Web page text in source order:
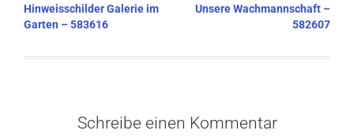
Hinweisschilder Galerie im
Garten – 583616
Unsere Wachmannschaft –
582607
Schreibe einen Kommentar